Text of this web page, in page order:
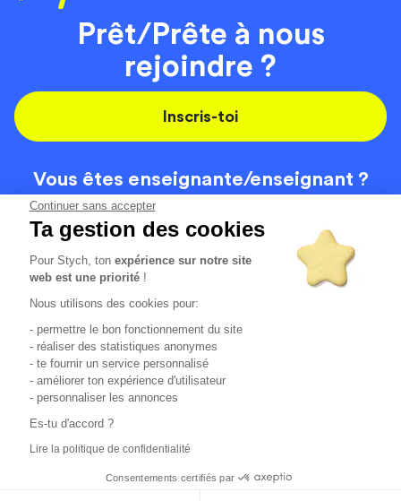
Continuer sans accepter
Ta gestion des cookies
Pour Stych, tonexpérience sur notre site
web est une priorité !
Nous utilisons des cookies pour:
- permettre le bon fonctionnement du site
- réaliser des statistiques anonymes
- te fournir un service personnalisé
- améliorer ton expérience d'utilisateur
- personnaliser les annonces
Es-tu d'accord ?
Lire la politique de confidentialité
Consentements certifiés par
Prêt/Prête à nous
rejoindre ?
Inscris-toi
Vous êtes enseignante/enseignant ?
On recrute
Code de la route
Localisation
Contact
Tous les avis clients4.6/5 (51154 avis publiés)
Comment sont calculés nos taux de réussite ?
passé leur examen une ou deux fois au cours des 12 derniers